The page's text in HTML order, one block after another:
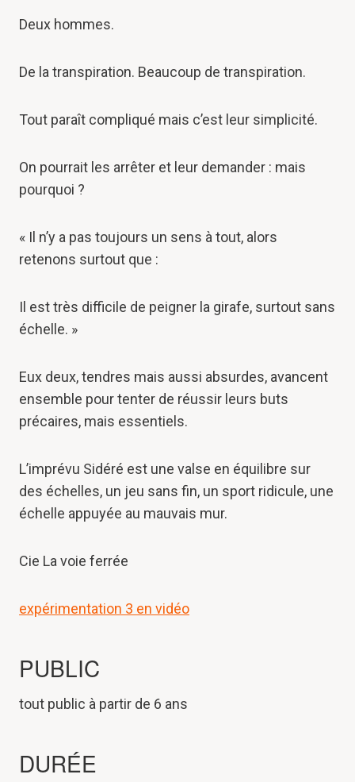
Deux hommes.
De la transpiration. Beaucoup de transpiration.
Tout paraît compliqué mais c’est leur simplicité.
On pourrait les arrêter et leur demander : mais
pourquoi ?
« Il n’y a pas toujours un sens à tout, alors
retenons surtout que :
Il est très difficile de peigner la girafe, surtout sans
échelle. »
Eux deux, tendres mais aussi absurdes, avancent
ensemble pour tenter de réussir leurs buts
précaires, mais essentiels.
L’imprévu Sidéré est une valse en équilibre sur
des échelles, un jeu sans fin, un sport ridicule, une
échelle appuyée au mauvais mur.
Cie La voie ferrée
expérimentation 3 en vidéo
PUBLIC
tout public à partir de 6 ans
DURÉE